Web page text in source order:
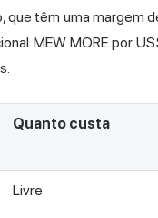
que têm uma margem
MEW MORE por
Quanto custa
Livre